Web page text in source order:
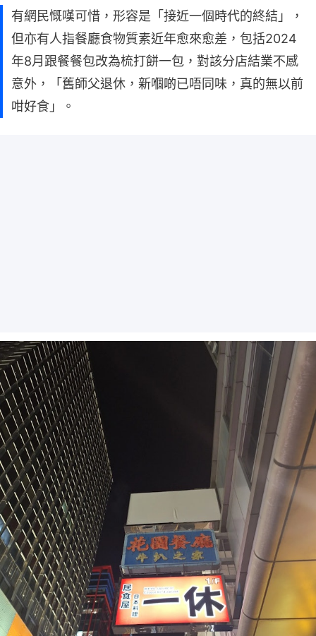
有網民慨嘆可惜，形容是「接近一個時代的終結」，
但亦有人指餐廳食物質素近年愈來愈差，包括2024
年8月跟餐餐包改為梳打餅一包，對該分店結業不感
意外，「舊師父退休，新嗰啲已唔同味，真的無以前
咁好食」。